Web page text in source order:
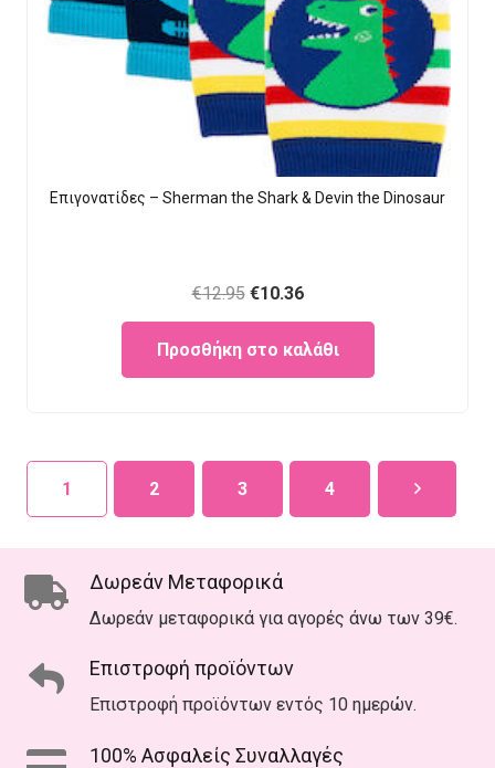
Eπιγονατίδες – Sherman the Shark & Devin the Dinosaur
€12.95 Original
price
was:
€12.95.
€10.36Current
price
is:
€10.36.
Προσθήκη στο καλάθι
1 2 3 4
Δωρεάν Μεταφορικά
Δωρεάν μεταφορικά για αγορές άνω των 39€.
Επιστροφή προϊόντων
Επιστροφή προϊόντων εντός 10 ημερών.
100% Ασφαλείς Συναλλαγές